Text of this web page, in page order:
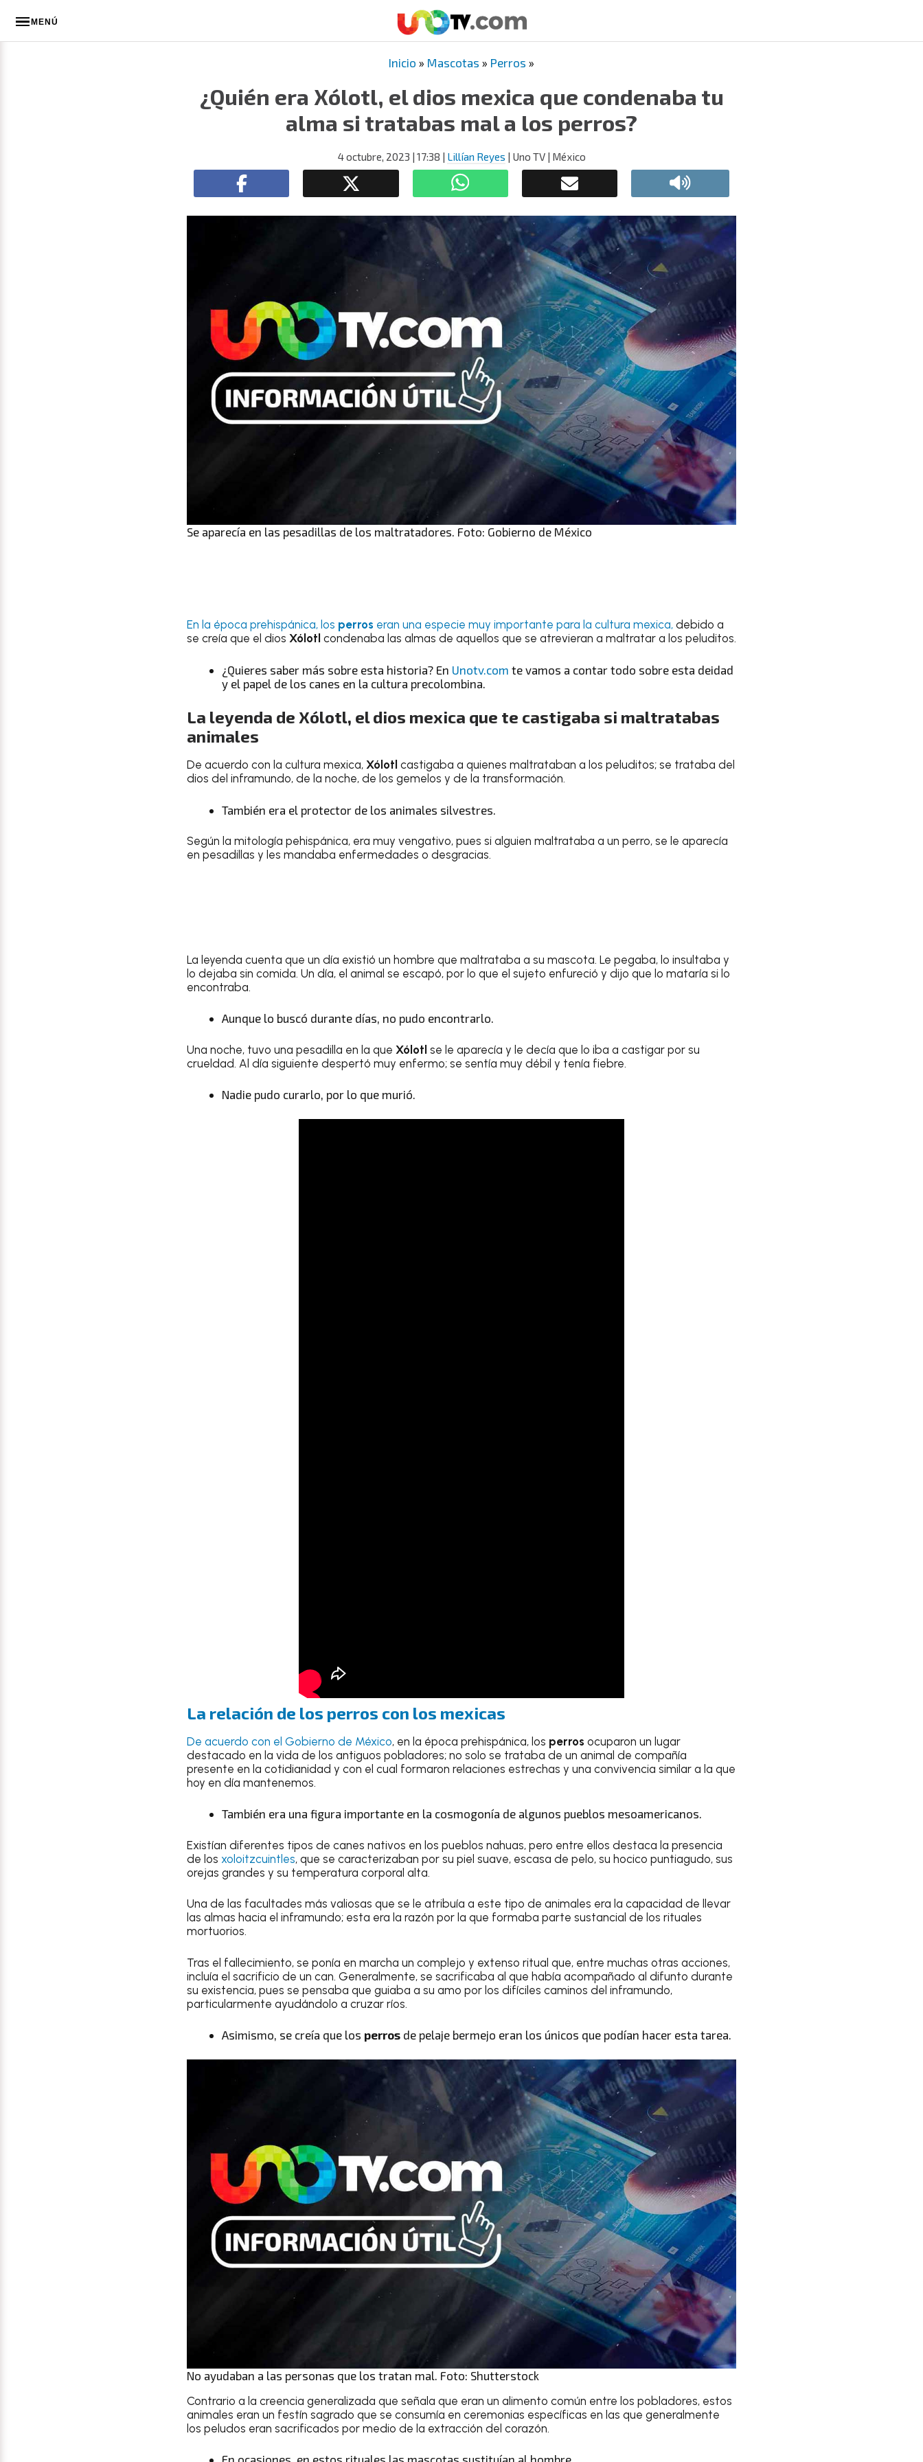
MENÚ
Inicio » Mascotas » Perros »
¿Quién era Xólotl, el dios mexica que condenaba tu
alma si tratabas mal a los perros?
4 octubre, 2023 | 17:38 | Lillían Reyes | Uno TV | México
Se aparecía en las pesadillas de los maltratadores. Foto: Gobierno de México
En la época prehispánica, los perros eran una especie muy importante para la cultura mexica, debido a
se creía que el dios Xólotl condenaba las almas de aquellos que se atrevieran a maltratar a los peluditos.
¿Quieres saber más sobre esta historia? En Unotv.com te vamos a contar todo sobre esta deidad
y el papel de los canes en la cultura precolombina.
La leyenda de Xólotl, el dios mexica que te castigaba si maltratabas
animales
De acuerdo con la cultura mexica, Xólotl castigaba a quienes maltrataban a los peluditos; se trataba del
dios del inframundo, de la noche, de los gemelos y de la transformación.
También era el protector de los animales silvestres.
Según la mitología pehispánica, era muy vengativo, pues si alguien maltrataba a un perro, se le aparecía
en pesadillas y les mandaba enfermedades o desgracias.
La leyenda cuenta que un día existió un hombre que maltrataba a su mascota. Le pegaba, lo insultaba y
lo dejaba sin comida. Un día, el animal se escapó, por lo que el sujeto enfureció y dijo que lo mataría si lo
encontraba.
Aunque lo buscó durante días, no pudo encontrarlo.
Una noche, tuvo una pesadilla en la que Xólotl se le aparecía y le decía que lo iba a castigar por su
crueldad. Al día siguiente despertó muy enfermo; se sentía muy débil y tenía fiebre.
Nadie pudo curarlo, por lo que murió.
La relación de los perros con los mexicas
De acuerdo con el Gobierno de México, en la época prehispánica, los perros ocuparon un lugar
destacado en la vida de los antiguos pobladores; no solo se trataba de un animal de compañía
presente en la cotidianidad y con el cual formaron relaciones estrechas y una convivencia similar a la que
hoy en día mantenemos.
También era una figura importante en la cosmogonía de algunos pueblos mesoamericanos.
Existían diferentes tipos de canes nativos en los pueblos nahuas, pero entre ellos destaca la presencia
de los xoloitzcuintles, que se caracterizaban por su piel suave, escasa de pelo, su hocico puntiagudo, sus
orejas grandes y su temperatura corporal alta.
Una de las facultades más valiosas que se le atribuía a este tipo de animales era la capacidad de llevar
las almas hacia el inframundo; esta era la razón por la que formaba parte sustancial de los rituales
mortuorios.
Tras el fallecimiento, se ponía en marcha un complejo y extenso ritual que, entre muchas otras acciones,
incluía el sacrificio de un can. Generalmente, se sacrificaba al que había acompañado al difunto durante
su existencia, pues se pensaba que guiaba a su amo por los difíciles caminos del inframundo,
particularmente ayudándolo a cruzar ríos.
Asimismo, se creía que los perros de pelaje bermejo eran los únicos que podían hacer esta tarea.
No ayudaban a las personas que los tratan mal. Foto: Shutterstock
Contrario a la creencia generalizada que señala que eran un alimento común entre los pobladores, estos
animales eran un festín sagrado que se consumía en ceremonias específicas en las que generalmente
los peludos eran sacrificados por medio de la extracción del corazón.
En ocasiones, en estos rituales las mascotas sustituían al hombre.